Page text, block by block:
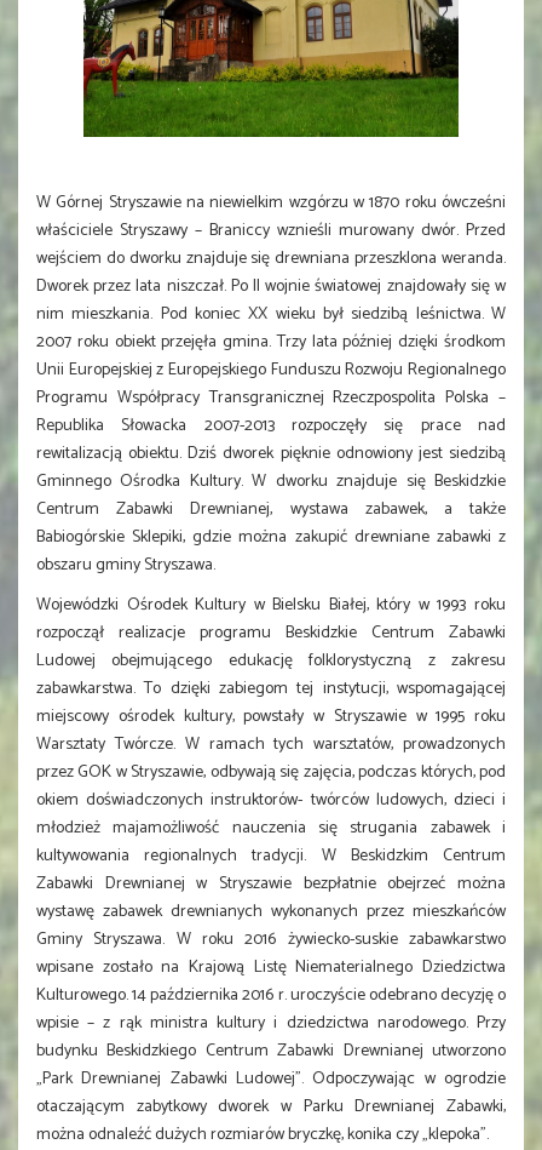
W Górnej Stryszawie na niewielkim wzgórzu w 1870 roku ówcześni
właściciele Stryszawy – Braniccy wznieśli murowany dwór. Przed
wejściem do dworku znajduje się drewniana przeszklona weranda.
Dworek przez lata niszczał. Po II wojnie światowej znajdowały się w
nim mieszkania. Pod koniec XX wieku był siedzibą leśnictwa. W
2007 roku obiekt przejęła gmina. Trzy lata później dzięki środkom
Unii Europejskiej z Europejskiego Funduszu Rozwoju Regionalnego
Programu Współpracy Transgranicznej Rzeczpospolita Polska –
Republika Słowacka 2007-2013 rozpoczęły się prace nad
rewitalizacją obiektu. Dziś dworek pięknie odnowiony jest siedzibą
Gminnego Ośrodka Kultury. W dworku znajduje się Beskidzkie
Centrum Zabawki Drewnianej, wystawa zabawek, a także
Babiogórskie Sklepiki, gdzie można zakupić drewniane zabawki z
obszaru gminy Stryszawa.
Wojewódzki Ośrodek Kultury w Bielsku Białej, który w 1993 roku
rozpoczął realizacje programu Beskidzkie Centrum Zabawki
Ludowej obejmującego edukację folklorystyczną z zakresu
zabawkarstwa. To dzięki zabiegom tej instytucji, wspomagającej
miejscowy ośrodek kultury, powstały w Stryszawie w 1995 roku
Warsztaty Twórcze. W ramach tych warsztatów, prowadzonych
przez GOK w Stryszawie, odbywają się zajęcia, podczas których, pod
okiem doświadczonych instruktorów- twórców ludowych, dzieci i
młodzież majamożliwość nauczenia się strugania zabawek i
kultywowania regionalnych tradycji. W Beskidzkim Centrum
Zabawki Drewnianej w Stryszawie bezpłatnie obejrzeć można
wystawę zabawek drewnianych wykonanych przez mieszkańców
Gminy Stryszawa. W roku 2016 żywiecko-suskie zabawkarstwo
wpisane zostało na Krajową Listę Niematerialnego Dziedzictwa
Kulturowego. 14 października 2016 r. uroczyście odebrano decyzję o
wpisie – z rąk ministra kultury i dziedzictwa narodowego. Przy
budynku Beskidzkiego Centrum Zabawki Drewnianej utworzono
„Park Drewnianej Zabawki Ludowej”. Odpoczywając w ogrodzie
otaczającym zabytkowy dworek w Parku Drewnianej Zabawki,
można odnaleźć dużych rozmiarów bryczkę, konika czy „klepoka”.